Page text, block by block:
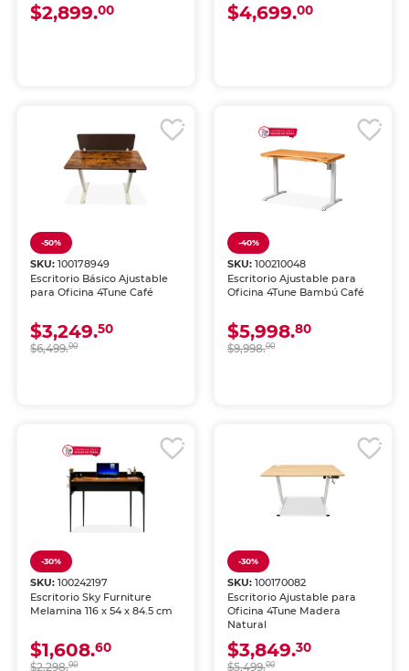
$2,899.00 $4,699.00
-50%
SKU:100178949
Escritorio Básico Ajustable
para Oficina 4Tune Café
$3,249.50
$6,499.00
-40%
SKU: 100210048
Escritorio Ajustable para
Oficina 4Tune Bambú Café
$5,998.80
$9,998.00
-30%
SKU:100242197
Escritorio Sky Furniture
Melamina 116 x 54 x 84.5 cm
$1,608.60
$2,298.00
-30%
SKU: 100170082
Escritorio Ajustable para
Oficina 4Tune Madera
Natural
$3,849.30
$5,499.00